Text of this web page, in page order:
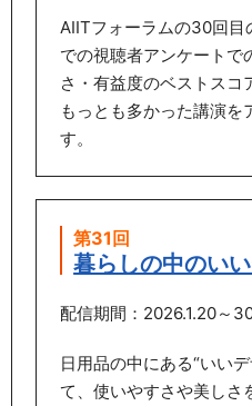
AIITフォーラムの30回目
での視聴者アンケートで
さ・有益度のベストスコ
もっとも多かった講演を
す。
第31回
暮らしの中のい
配信期間：2026.1.20～
日用品の中にある“いい
て、使いやすさや美しさ